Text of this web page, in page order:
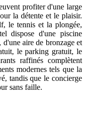
profiter d'une large
la détente et le plaisir.
le tennis et la plongée,
dispose d'une piscine
aire de bronzage et
le parking gratuit, le
raffinés complètent
modernes tels que la
tandis que le concierge
sans faille.